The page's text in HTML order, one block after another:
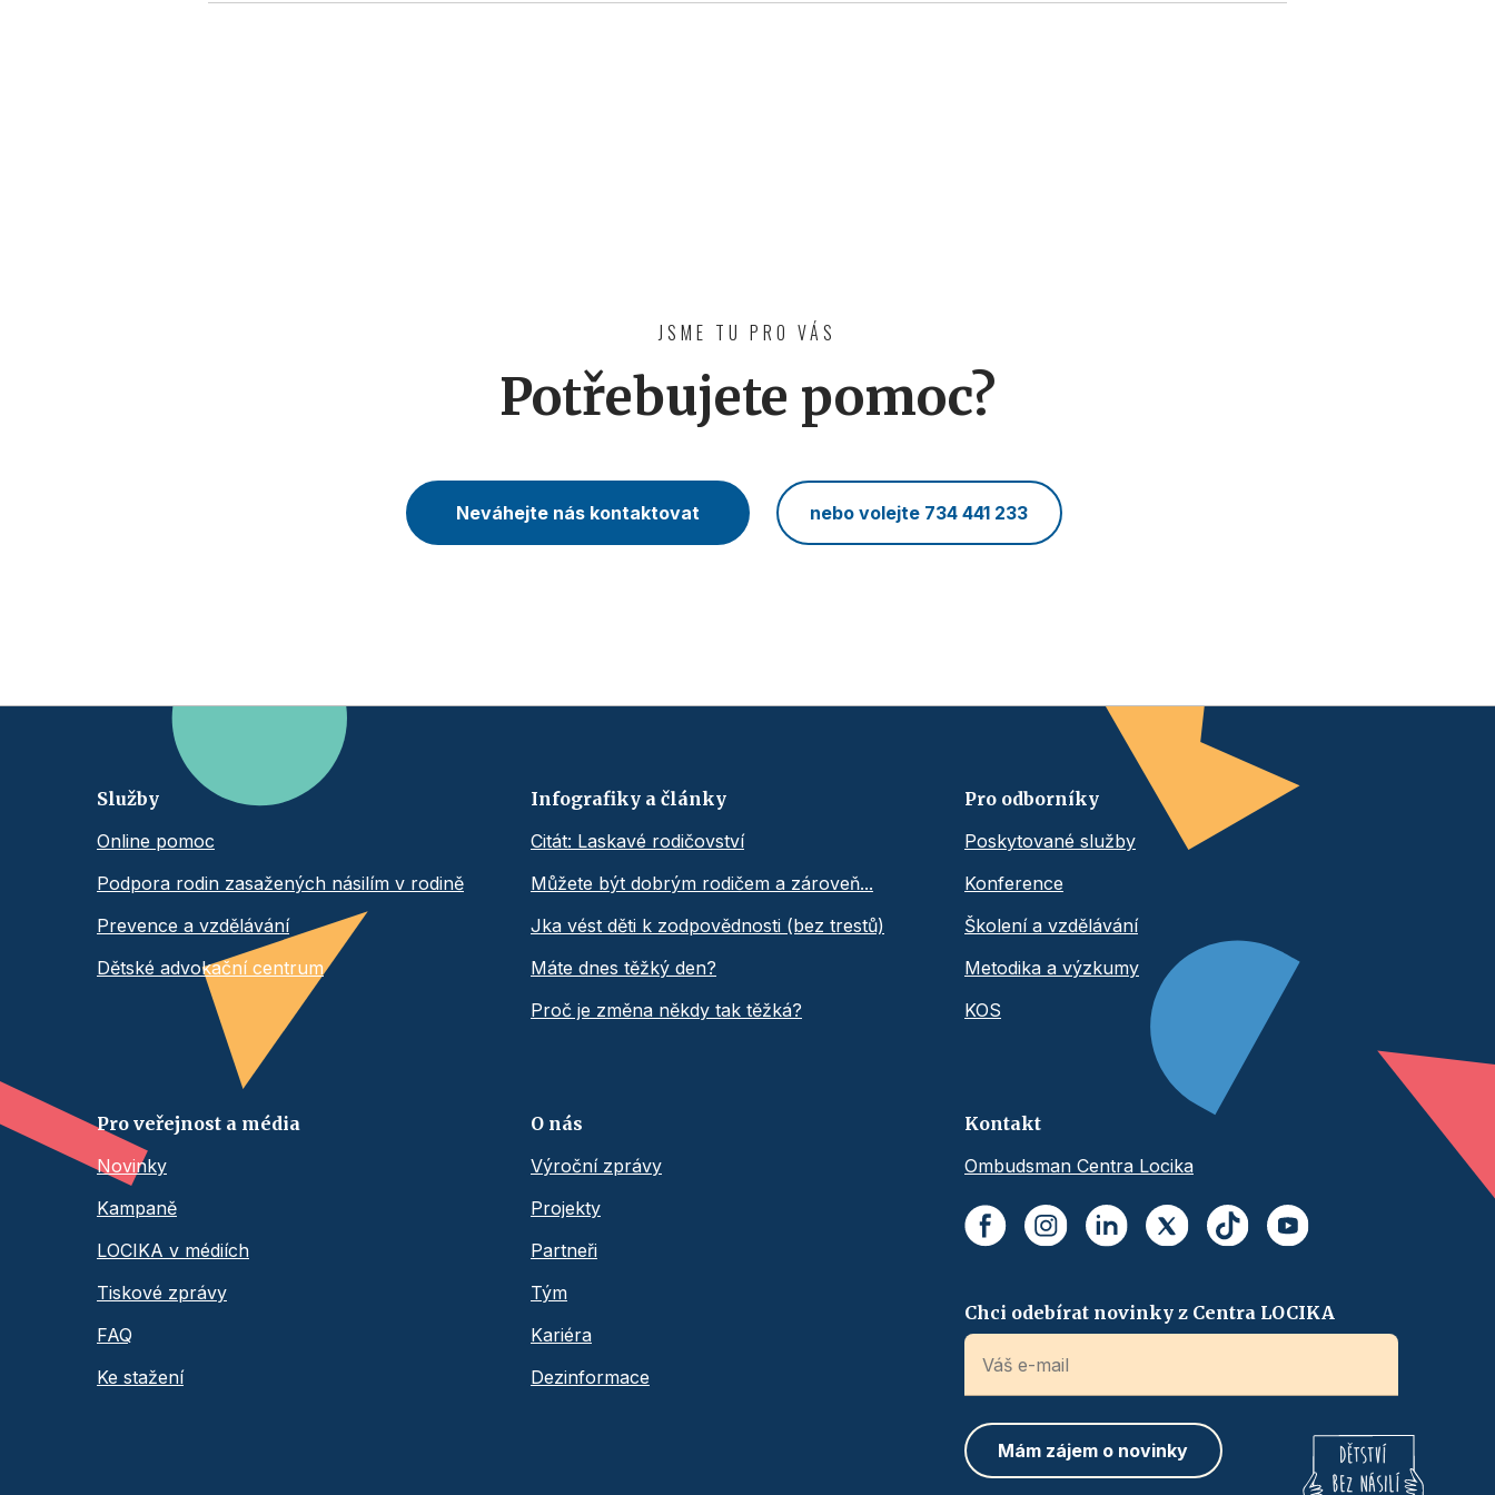
JSME TU PRO VÁS
Potřebujete pomoc?
Neváhejte nás kontaktovat nebo volejte 734 441 233
Služby
Online pomoc
Podpora rodin zasažených násilím v rodině
Prevence a vzdělávání
Dětské advokační centrum
Infografiky a články
Citát: Laskavé rodičovství
Můžete být dobrým rodičem a zároveň...
Jka vést děti k zodpovědnosti (bez trestů)
Máte dnes těžký den?
Proč je změna někdy tak těžká?
Pro odborníky
Poskytované služby
Konference
Školení a vzdělávání
Metodika a výzkumy
KOS
Pro veřejnost a média
Novinky
Kampaně
LOCIKA v médiích
Tiskové zprávy
FAQ
Ke stažení
O nás
Výroční zprávy
Projekty
Partneři
Tým
Kariéra
Dezinformace
Kontakt
Ombudsman Centra Locika
Chci odebírat novinky z Centra LOCIKA